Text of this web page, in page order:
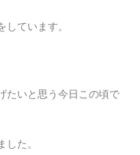
ています。
たいと思う今日この頃で
た。